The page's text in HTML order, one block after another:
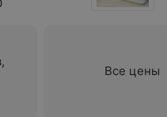
Все цены